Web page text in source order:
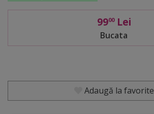
9900Lei
Bucata
Adaugă la favorite